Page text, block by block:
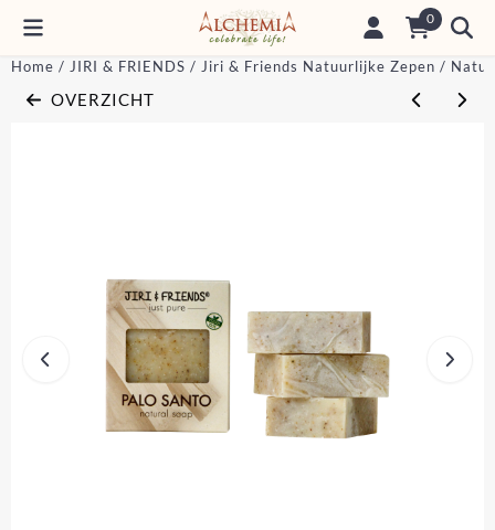
Cookievoorkeuren zijn momenteel gesloten. 0
Home / JIRI & FRIENDS / Jiri & Friends Natuurlijke Zepen /
OVERZICHT